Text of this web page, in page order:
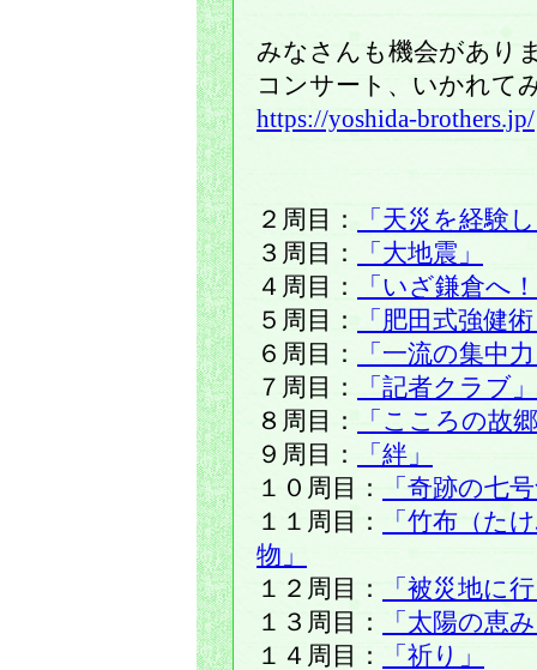
みなさんも機会があり
コンサート、いかれて
https://yoshida-brothers.jp/
２周目：
「天災を経験
３周目：
「大地震」
４周目：
「いざ鎌倉へ
５周目：
「肥田式強健
６周目：
「一流の集中
７周目：
「記者クラブ」
８周目：
「こころの故
９周目：
「絆」
１０周目：
「奇跡の七
１１周目：
「竹布（た
物」
１２周目：
「被災地に
１３周目：
「太陽の恵
１４周目：
「祈り」